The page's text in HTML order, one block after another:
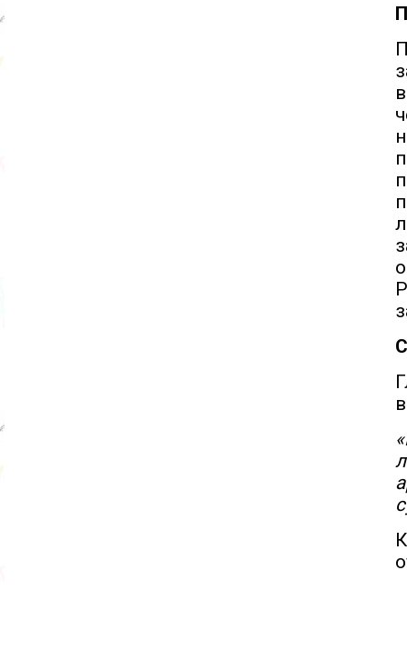
«